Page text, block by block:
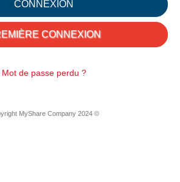
CONNEXION
CONNEXION
Mot de passe perdu ?
MyShare Company 2024 ©